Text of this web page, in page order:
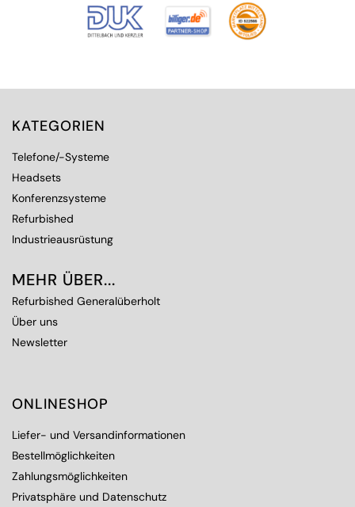
KATEGORIEN
Telefone/-Systeme
Headsets
Konferenzsysteme
Refurbished
Industrieausrüstung
MEHR ÜBER...
Refurbished Generalüberholt
Über uns
Newsletter
ONLINESHOP
Liefer- und Versandinformationen
Bestellmöglichkeiten
Zahlungsmöglichkeiten
Privatsphäre und Datenschutz